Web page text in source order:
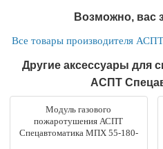
Возможно, вас
Все товары производителя
Другие аксессуары для
АСПТ
Модуль газового
пожаротушения АСПТ
Спецавтоматика МПХ 55-180-